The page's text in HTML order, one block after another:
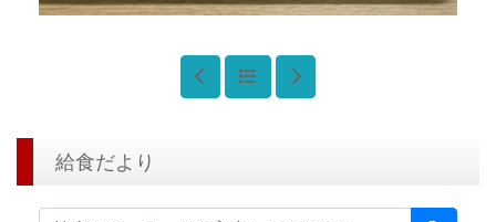
給食だより